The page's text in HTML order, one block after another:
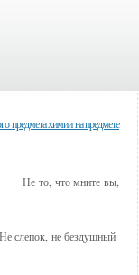
предмета химии на предмете
вы,